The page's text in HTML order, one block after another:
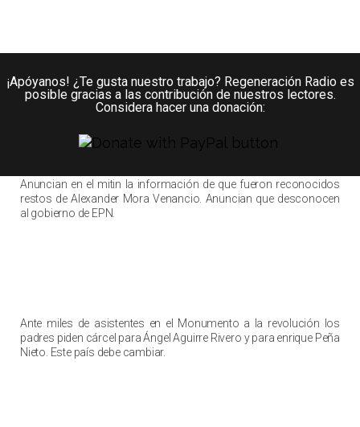
¡Apóyanos! ¿Te gusta nuestro trabajo? Regeneración Radio es
posible gracias a las contribución de nuestros lectores.
Considera hacer una donación:
Anuncian en el mitin la información de que fueron reconocidos
restos de Alexander Mora Venancio. Anuncian que desconocen
al gobierno de EPN.
Ante miles de asistentes en el Monumento a la revolución los
padres piden cárcel para Ángel Aguirre Rivero y para enrique Peña
Nieto. Este país debe cambiar.